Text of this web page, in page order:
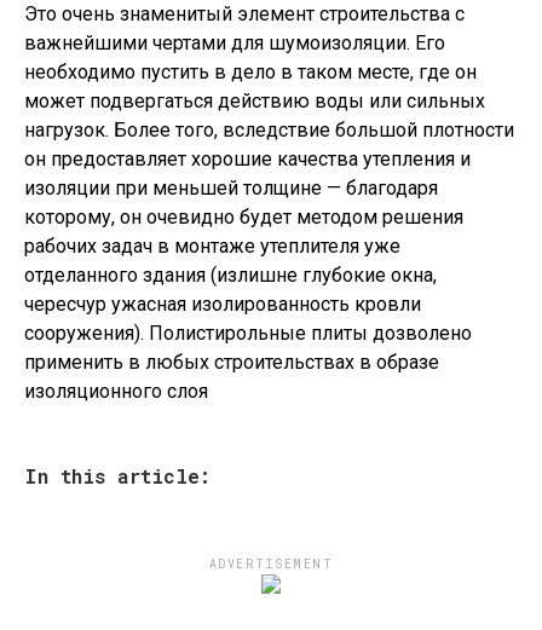
Это очень знаменитый элемент строительства с
важнейшими чертами для шумоизоляции. Его
необходимо пустить в дело в таком месте, где он
может подвергаться действию воды или сильных
нагрузок. Более того, вследствие большой плотности
он предоставляет хорошие качества утепления и
изоляции при меньшей толщине — благодаря
которому, он очевидно будет методом решения
рабочих задач в монтаже утеплителя уже
отделанного здания (излишне глубокие окна,
чересчур ужасная изолированность кровли
сооружения). Полистирольные плиты дозволено
применить в любых строительствах в образе
изоляционного слоя
In this article:
ADVERTISEMENT